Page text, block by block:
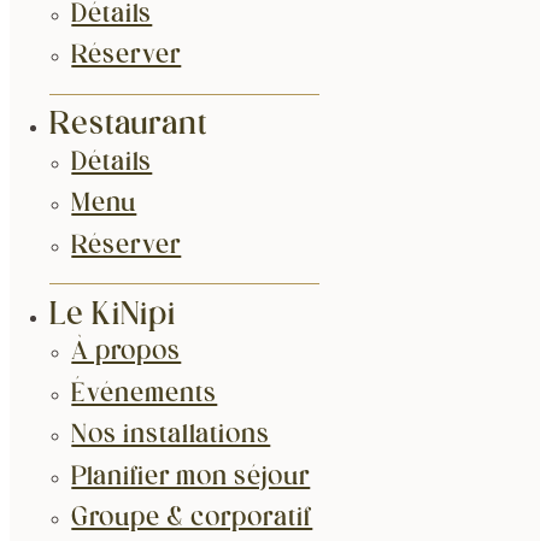
Détails
Réserver
Restaurant
Détails
Menu
Réserver
Le KiNipi
À propos
Événements
Nos installations
Planifier mon séjour
Groupe & corporatif